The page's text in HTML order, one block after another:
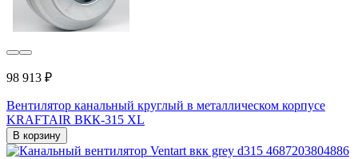
98 913 ₽
Вентилятор канальный круглый в металлическом корпусе
KRAFTAIR ВКК-315 XL
В корзину